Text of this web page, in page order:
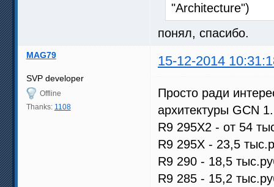
"Architecture")
понял, спасибо.
MAG79 15-12-2014
SVP developer
Offline
Thanks: 1108
Просто ради
архитектуры GCN
R9 295X2 - от 54
R9 295X - 23,5
R9 290 - 18,5
R9 285 - 15,2